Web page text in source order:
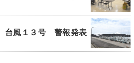
台風１３号 警報発表